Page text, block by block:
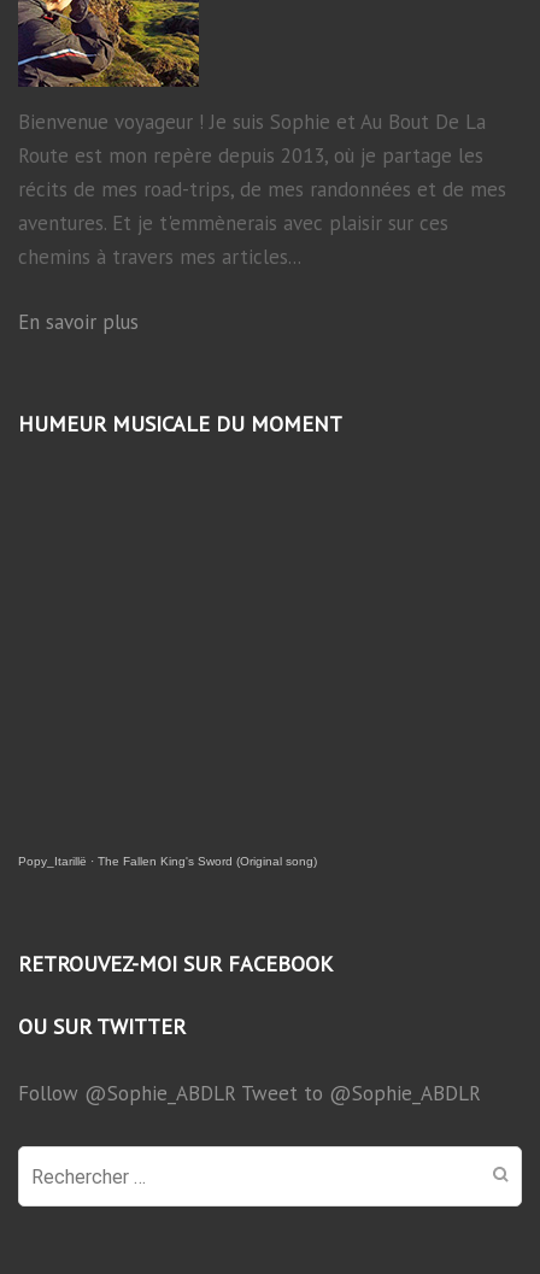
Bienvenue voyageur ! Je suis Sophie et Au Bout De La
Route est mon repère depuis 2013, où je partage les
récits de mes road-trips, de mes randonnées et de mes
aventures. Et je t'emmènerais avec plaisir sur ces
chemins à travers mes articles...
En savoir plus
HUMEUR MUSICALE DU MOMENT
Popy_Itarillë · The Fallen King's Sword (Original song)
RETROUVEZ-MOI SUR FACEBOOK
OU SUR TWITTER
Follow @Sophie_ABDLR Tweet to @Sophie_ABDLR
Recherche
pour